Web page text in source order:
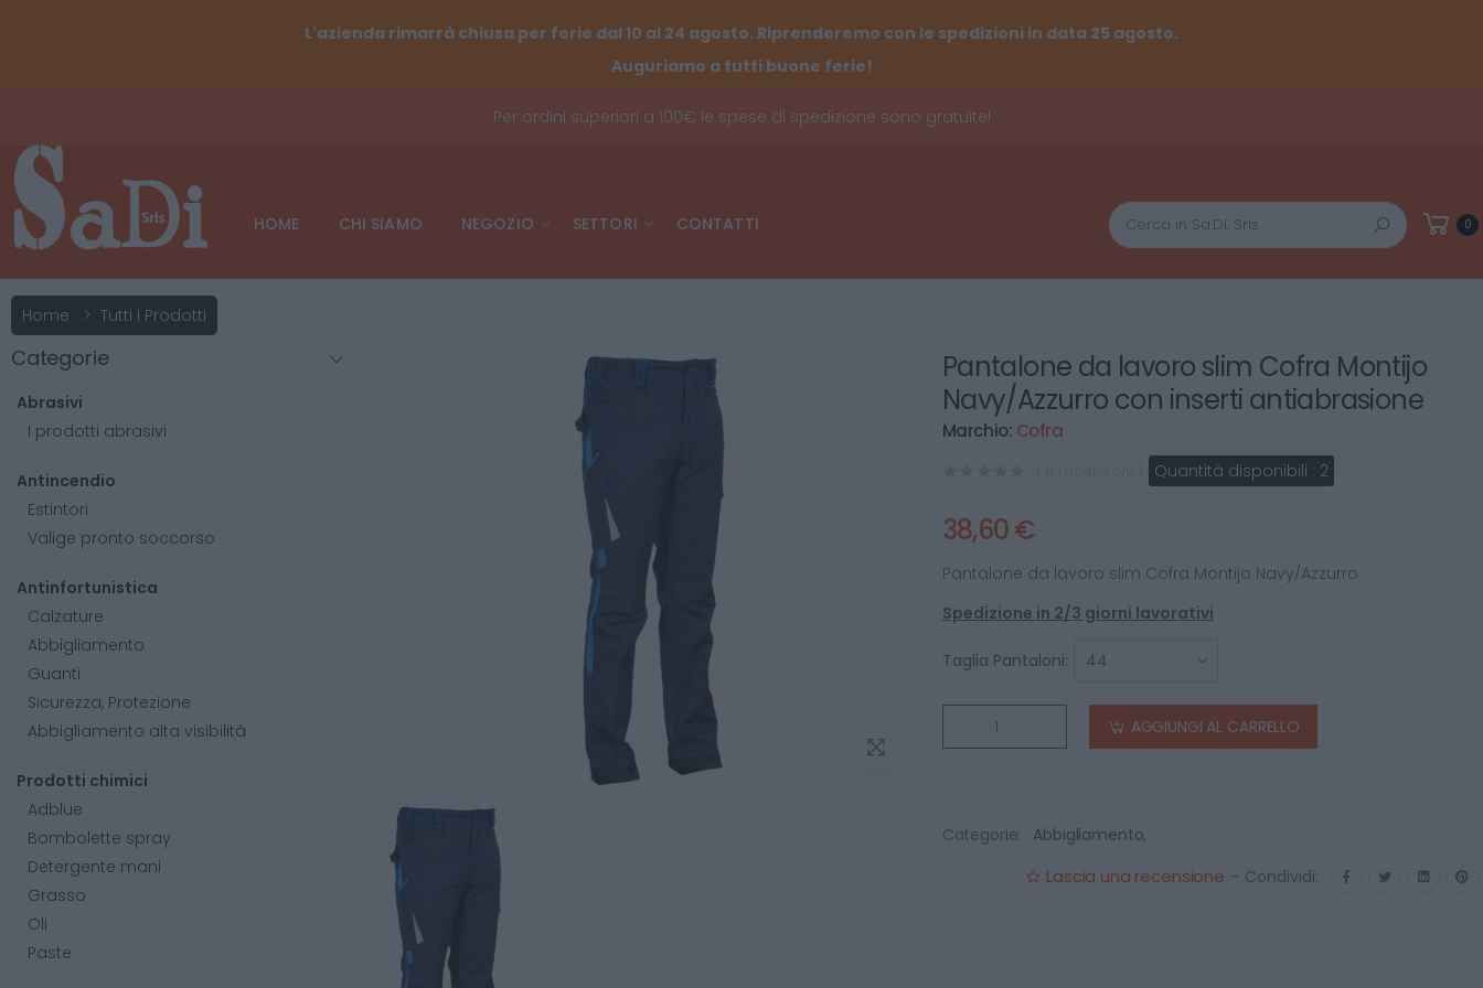
L'azienda rimarrà chiusa per ferie dal 10 al 24 agosto. Riprenderemo con le spedizioni in data 25 agosto.
Auguriamo a tutti buone ferie!
Per ordini superiori a 100€ le spese di spedizione sono gratuite!
HOME CHI SIAMO NEGOZIO SETTORI CONTATTI
Cerca
0
Home Tutti I Prodotti
Pantalone da lavoro slim Cofra Montijo
Navy/Azzurro con inserti antiabrasione
Marchio: Cofra
Quantità disponibili : 2
38,60 €
Pantalone da lavoro slim Cofra Montijo Navy/Azzurro
Spedizione in 2/3 giorni lavorativi
Taglia Pantaloni:
AGGIUNGI AL CARRELLO
Categorie: Abbigliamento,
Lascia una recensione - Condividi:
Categorie
Abrasivi
I prodotti abrasivi
Antincendio
Estintori
Valige pronto soccorso
Antinfortunistica
Calzature
Abbigliamento
Guanti
Sicurezza, Protezione
Abbigliamento alta visibilità
Prodotti chimici
Adblue
Bombolette spray
Detergente mani
Grasso
Oli
Paste